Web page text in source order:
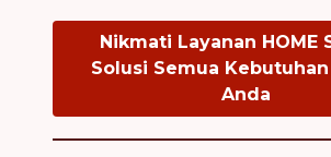
Nikmati Layanan HOME
Solusi Semua
Anda